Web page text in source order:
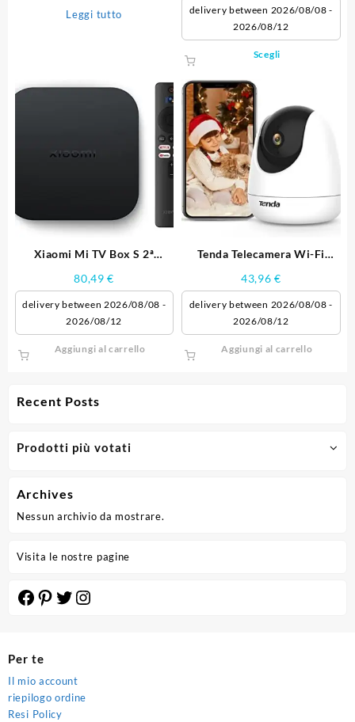
Recent Posts
Prodotti più votati
Archives
Nessun archivio da mostrare.
Visita le nostre pagine
Facebook
Pinterest
Twitter
Instagram
Leggi tutto
delivery between 2026/08/08 -
2026/08/12
Scegli
varianti.
opzioni
possono
scelte
nella
del
Xiaomi Mi TV Box S 2ª
80,49€
delivery between 2026/08/08 -
2026/08/12
Aggiungi al carrello
Tenda Telecamera Wi-Fi
43,96€
delivery between 2026/08/08 -
2026/08/12
Aggiungi al carrello
Per te
Il mio account
riepilogo ordine
Resi Policy